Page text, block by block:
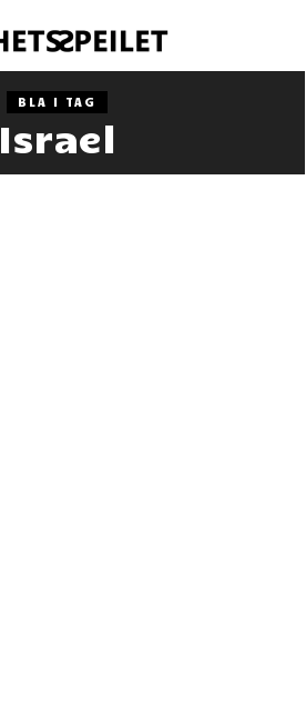
BLA I TAG
Israel